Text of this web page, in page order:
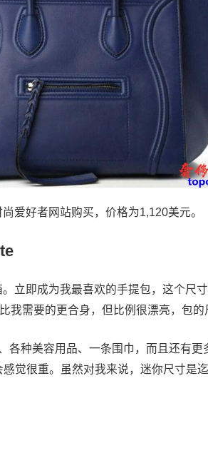
爱好者网站购买，价格为1,120美元。
立即成为我最喜欢的手提包，这个尺
我需要的更合身，但比例很漂亮，包的
各种美容用品、一条围巾，而且还有更
觉很重。虽然对我来说，迷你尺寸是